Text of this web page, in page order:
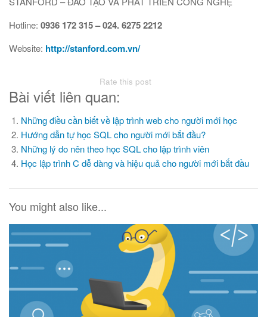
Hotline: 0936 172 315 – 024. 6275 2212
Website: http://stanford.com.vn/
Rate this post
Bài viết liên quan:
Những điều cần biết về lập trình web cho người mới học
Hướng dẫn tự học SQL cho người mới bắt đầu?
Những lý do nên theo học SQL cho lập trình viên
Học lập trình C dễ dàng và hiệu quả cho người mới bắt đầu
You might also like...